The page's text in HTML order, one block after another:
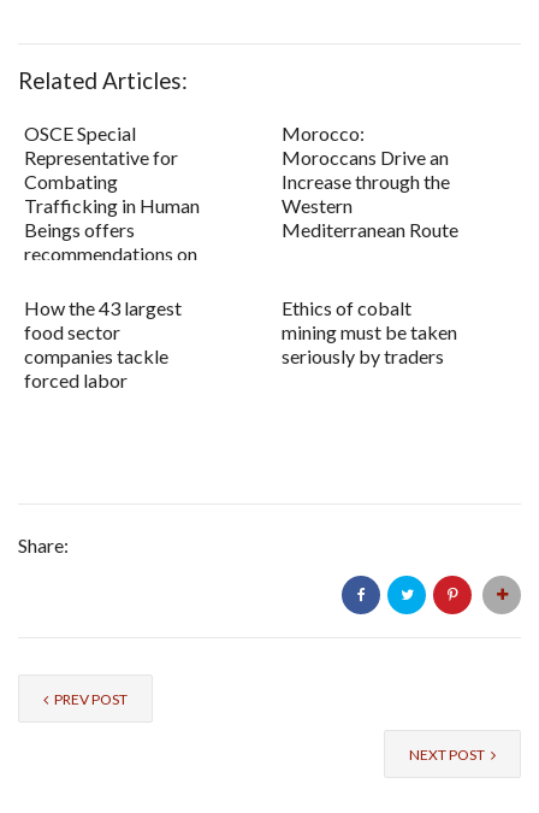
Related Articles:
OSCE Special
Representative for
Combating
Trafficking in Human
Beings offers
recommendations on
Morocco:
Moroccans Drive an
Increase through the
Western
Mediterranean Route
How the 43 largest
food sector
companies tackle
forced labor
Ethics of cobalt
mining must be taken
seriously by traders
Share:
PREV POST
NEXT POST